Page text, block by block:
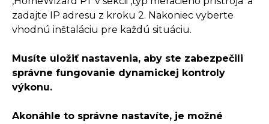
zadajte IP adresu z kroku 2. Nakoniec vyberte
vhodnú inštaláciu pre každú situáciu.
Musíte uložiť nastavenia, aby ste zabezpečili
správne fungovanie dynamickej kontroly
výkonu.
Akonáhle to správne nastavíte, je možné